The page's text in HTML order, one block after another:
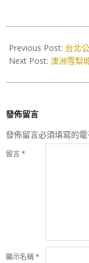
07-
30
Previous Post: 台北
Next Post: 澳洲雪梨
發佈留言
發佈留言必須填寫的
留言*
顯示名稱*